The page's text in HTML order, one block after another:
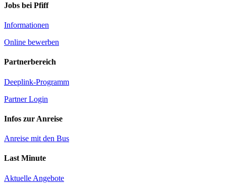
Jobs bei Pfiff
Informationen
Online bewerben
Partnerbereich
Deeplink-Programm
Partner Login
Infos zur Anreise
Anreise mit den Bus
Last Minute
Aktuelle Angebote